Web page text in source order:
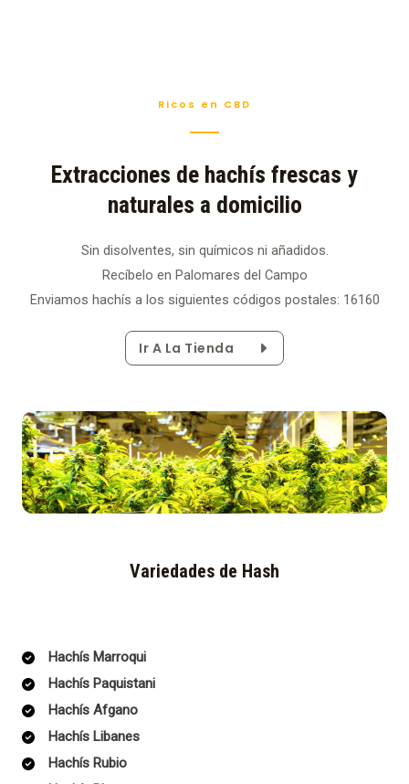
Ricos en CBD
Extracciones de hachís frescas y
naturales a domicilio
Sin disolventes, sin químicos ni añadidos.
Recíbelo en Palomares del Campo
Enviamos hachís a los siguientes códigos postales: 16160
Ir A La Tienda
Variedades de Hash
Hachís Marroqui
Hachís Paquistani
Hachís Afgano
Hachís Libanes
Hachís Rubio